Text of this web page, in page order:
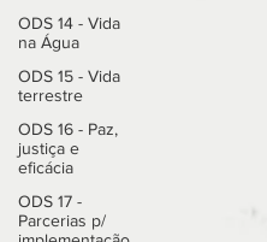
ODS 14 - Vida
na Água
ODS 15 - Vida
terrestre
ODS 16 - Paz,
justiça e
eficácia
ODS 17 -
Parcerias p/